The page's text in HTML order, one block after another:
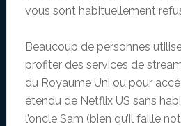
vous sont habituellement
Beaucoup de personnes
profiter des services de
du Royaume Uni ou pour
étendu de Netflix US sans
l’oncle Sam (bien qu’il faille